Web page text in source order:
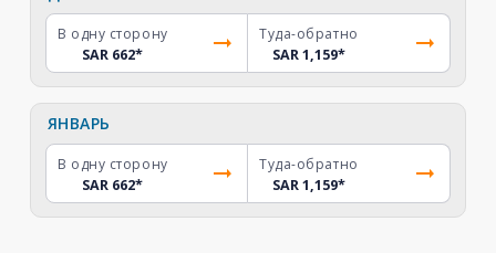
В одну сторону
SAR 662*
Туда-обратно
SAR 1,159*
ЯНВАРЬ
В одну сторону
SAR 662*
Туда-обратно
SAR 1,159*